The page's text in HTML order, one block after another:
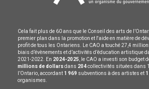
Cela fait plus de 60 ans que le Conseil des arts de
premier plan dans la promotion et l'aide en matière de
profit de tous les Ontariens. Le CAO a touché 27,4
biais d’évènements et d’activités d’éducation artistique
2021-2022. En 2024-2025 , le CAO a investi son budget
millions de dollarsdans 204collectivités situées dans
l’Ontario, accordant 1 969 subventions à des artistes et
organismes.